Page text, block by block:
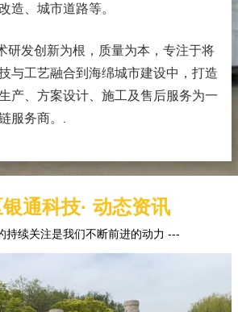
造、城市道路等。
研发创新为根，质量为本，专注于将
与工艺融合到海绵城市建设中，打造
产、方案设计、施工及售后服务为一
服务商。
通科技· 动态资讯
持续关注是我们不断前进的动力 ---